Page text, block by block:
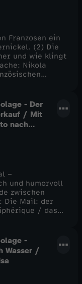
Franzosen ein
(2) Die
und wie klingt
Nikola
- Der
/ Mit
nach
–
und humorvoll
zwischen
Die Mail: der
/ das
-
Wasser /